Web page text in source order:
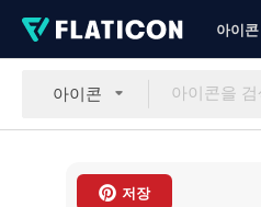
아이
아이콘
저장